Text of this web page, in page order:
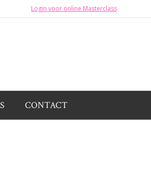
Login voor online Masterclass
CONTACT